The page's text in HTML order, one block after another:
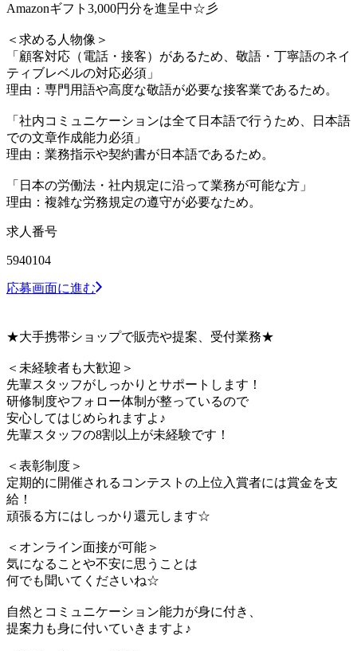
Amazonギフト3,000円分を進呈中☆彡
＜求める人物像＞
「顧客対応（電話・接客）があるため、敬語・丁寧語のネイ
ティブレベルの対応必須」
理由：専門用語や高度な敬語が必要な接客業であるため。
「社内コミュニケーションは全て日本語で行うため、日本語
での文章作成能力必須」
理由：業務指示や契約書が日本語であるため。
「日本の労働法・社内規定に沿って業務が可能な方」
理由：複雑な労務規定の遵守が必要なため。
求人番号
5940104
応募画面に進む
★大手携帯ショップで販売や提案、受付業務★
＜未経験者も大歓迎＞
先輩スタッフがしっかりとサポートします！
研修制度やフォロー体制が整っているので
安心してはじめられますよ♪
先輩スタッフの8割以上が未経験です！
＜表彰制度＞
定期的に開催されるコンテストの上位入賞者には賞金を支
給！
頑張る方にはしっかり還元します☆
＜オンライン面接が可能＞
気になることや不安に思うことは
何でも聞いてくださいね☆
自然とコミュニケーション能力が身に付き、
提案力も身に付いていきますよ♪